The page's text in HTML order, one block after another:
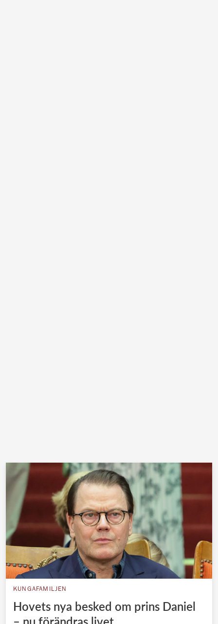
KUNGAFAMILJEN
Hovets nya besked om prins Daniel